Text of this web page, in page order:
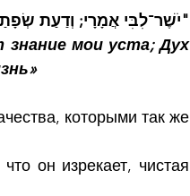
"יֹשֶׁר־לִבִּי אֲמָרָי; וְדַעַת
знание мои уста; Дух
которыми так же
он изрекает, чистая